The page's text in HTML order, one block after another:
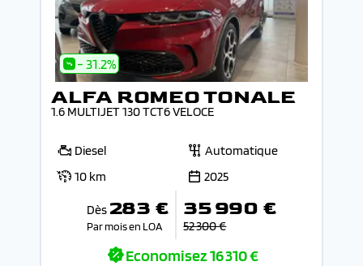
- 31.2%
ALFA ROMEO TONALE
1.6 MULTIJET 130 TCT6 VELOCE
Diesel
Automatique
10 km
2025
Dès 283 €
Par mois en LOA
35 990 €
52 300 €
Economisez16 310 €